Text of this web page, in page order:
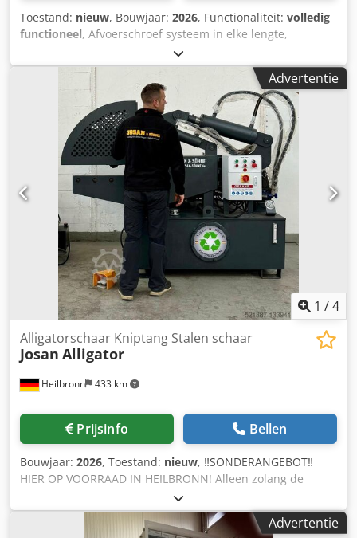
Toestand: nieuw, Bouwjaar: 2026, Functionaliteit: volledig
functioneel, Afvoerschroef systeem in elke lengte,
diameter, etc, afgestemd op uw wensen en
benodigdheden natuurlijk ook los te leveren. Dsdpfx Acjt
Iwt Uodokr reacties of vragen ? graag met volledige naam,
firma naam en telefoon nummer.
Advertentie
1 /4
Heilbronn 433 km
Alligatorschaar Kniptang Stalen schaar
Josan Alligator
Prijsinfo Bellen
Bouwjaar: 2026, Toestand: nieuw, ‼️SONDERANGEBOT‼️
HIER OP VOORRAAD IN HEILBRONN! Alleen zolang de
voorraad strekt! ‼️SOFORT BESCHIKBAAR ‼️AUF LAGER‼️
Krachtige, robuuste machine voor een gunstige prijs van
Josan & Söhne Alligatorschaar klein: ➡️3 kw motor ➡️7 tot 8
Advertentie